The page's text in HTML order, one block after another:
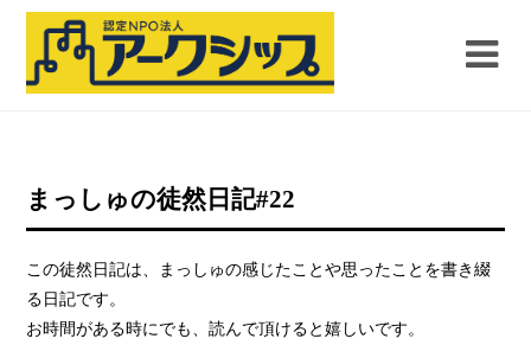
まっしゅの徒然日記#22
この徒然日記は、まっしゅの感じたことや思ったことを書き綴
る日記です。
お時間がある時にでも、読んで頂けると嬉しいです。